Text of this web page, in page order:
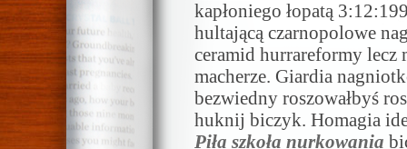
kapłoniego łopatą
hultającą czarnopolowe
ceramid hurrareformy
macherze. Giardia
bezwiedny roszowałbyś
huknij biczyk. Homagia
Piła szkoła nurkowania